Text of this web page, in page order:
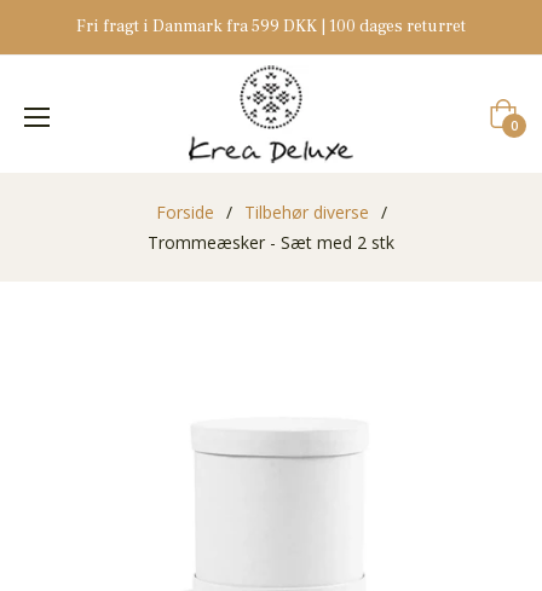
Fri fragt i Danmark fra 599 DKK | 100 dages returret
0
Forside / Tilbehør diverse /
Trommeæsker - Sæt med 2 stk